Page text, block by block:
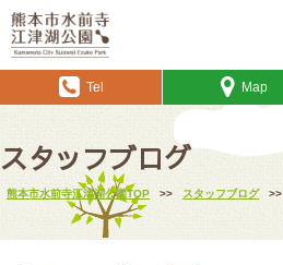
Tel Map
スタッフブログ
熊本市水前寺江津湖公園TOP >> スタッフブログ >>